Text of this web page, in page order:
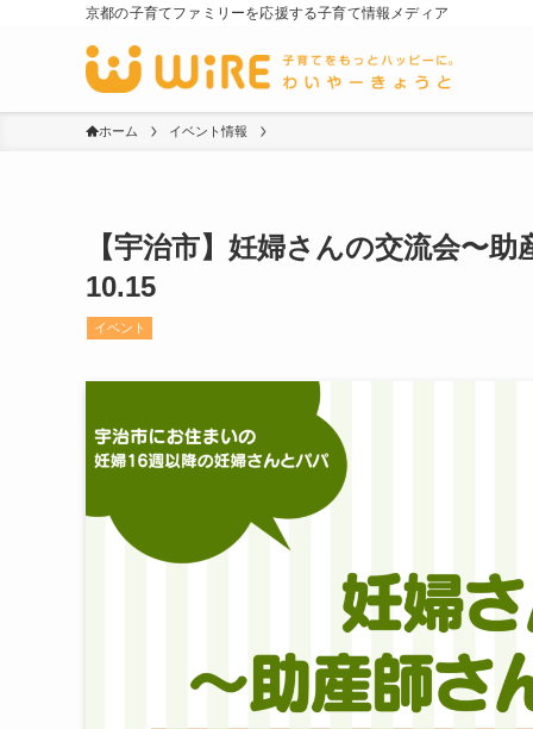
京都の子育てファミリーを応援する子育て情報メディア
ホーム イベント情報
【宇治市】妊婦さんの交流会〜
10.15
イベント